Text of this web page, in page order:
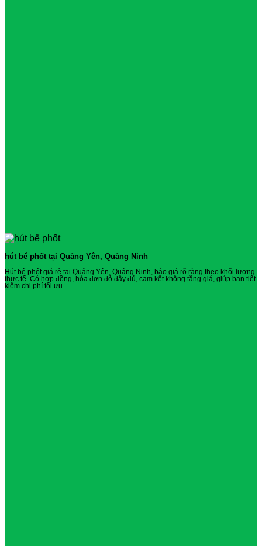
hút bể phốt tại Quảng Yên, Quảng Ninh
Hút bể phốt giá rẻ tại Quảng Yên, Quảng Ninh, báo giá rõ ràng theo khối lượng
thực tế. Có hợp đồng, hóa đơn đỏ đầy đủ, cam kết không tăng giá, giúp bạn tiết
kiệm chi phí tối ưu.